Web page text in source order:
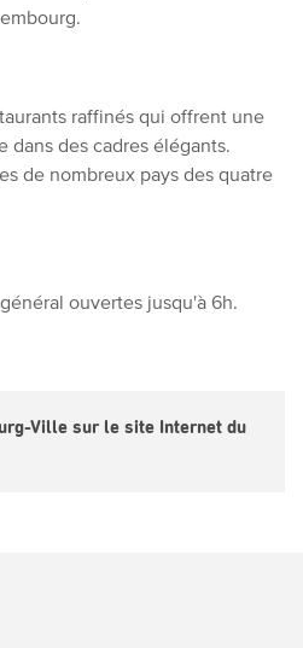
raffinés qui offrent une
dans des cadres élégants.
de nombreux pays des quatre
ouvertes jusqu'à 6h.
Ville sur le site Internet du